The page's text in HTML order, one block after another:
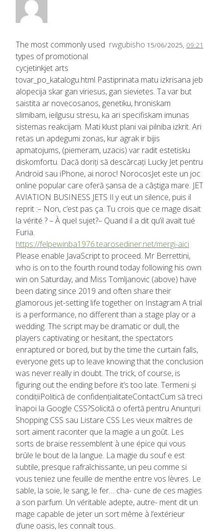
rwgubisho 15/06/2025, 09:21
The most commonly used
types of promotional
cycjetinkjet arts
tovar_po_katalogu.html Pastiprinata matu izkrisana jeb
alopecija skar gan viriesus, gan sievietes. Ta var but
saistita ar novecosanos, genetiku, hroniskam
slimibam, ieilgusu stresu, ka ari specifiskam imunas
sistemas reakcijam. Mati klust plani vai pilniba izkrit. Ari
retas un apdegumi zonas, kur agrak ir bijis
apmatojums, (piemeram, uzacis) var radit estetisku
diskomfortu. Dacă doriți să descărcați Lucky Jet pentru
Android sau iPhone, ai noroc! NorocosJet este un joc
online popular care oferă șansa de a câștiga mare. JET
AVIATION BUSINESS JETS Il y eut un silence, puis il
reprit :– Non, c’est pas ça. Tu crois que ce mage disait
la vérité ? – À quel sujet?– Quand il a dit qu’il avait tué
Furia.
https://felpewinba1976.tearosediner.net/mergi-aici
Please enable JavaScript to proceed. Mr Berrettini,
who is on to the fourth round today following his own
win on Saturday, and Miss Tomljanovic (above) have
been dating since 2019 and often share their
glamorous jet-setting life together on Instagram A trial
is a performance, no different than a stage play or a
wedding. The script may be dramatic or dull, the
players captivating or hesitant, the spectators
enraptured or bored, but by the time the curtain falls,
everyone gets up to leave knowing that the conclusion
was never really in doubt. The trick, of course, is
figuring out the ending before it’s too late. Termeni și
condițiiPolitică de confidențialitateContactCum să treci
înapoi la Google CSS?Solicită o ofertă pentru Anunțuri
Shopping CSS sau Listare CSS Les vieux maîtres de
sort aiment raconter que la magie a un goût. Les
sorts de braise ressemblent à une épice qui vous
brûle le bout de la langue. La magie du souf e est
subtile, presque rafraîchissante, un peu comme si
vous teniez une feuille de menthe entre vos lèvres. Le
sable, la soie, le sang, le fer… cha- cune de ces magies
a son parfum. Un véritable adepte, autre- ment dit un
mage capable de jeter un sort même à l’extérieur
d’une oasis, les connaît tous.